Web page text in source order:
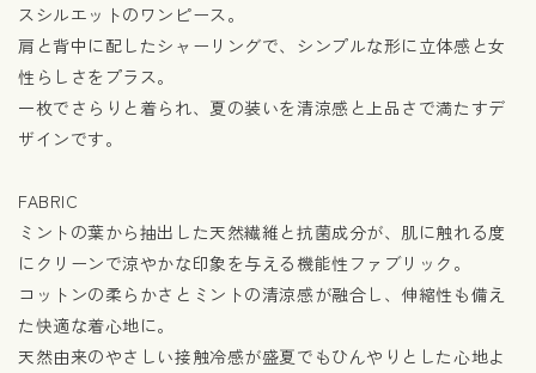
スシルエットのワンピース。
肩と背中に配したシャーリングで、シンプルな形に立体感と女
性らしさをプラス。
一枚でさらりと着られ、夏の装いを清涼感と上品さで満たすデ
ザインです。
FABRIC
ミントの葉から抽出した天然繊維と抗菌成分が、肌に触れる度
にクリーンで涼やかな印象を与える機能性ファブリック。
コットンの柔らかさとミントの清涼感が融合し、伸縮性も備え
た快適な着心地に。
天然由来のやさしい接触冷感が盛夏でもひんやりとした心地よ